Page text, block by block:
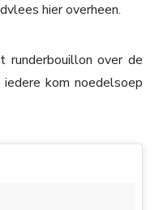
hier overheen.
runderbouillon over de
kom noedelsoep